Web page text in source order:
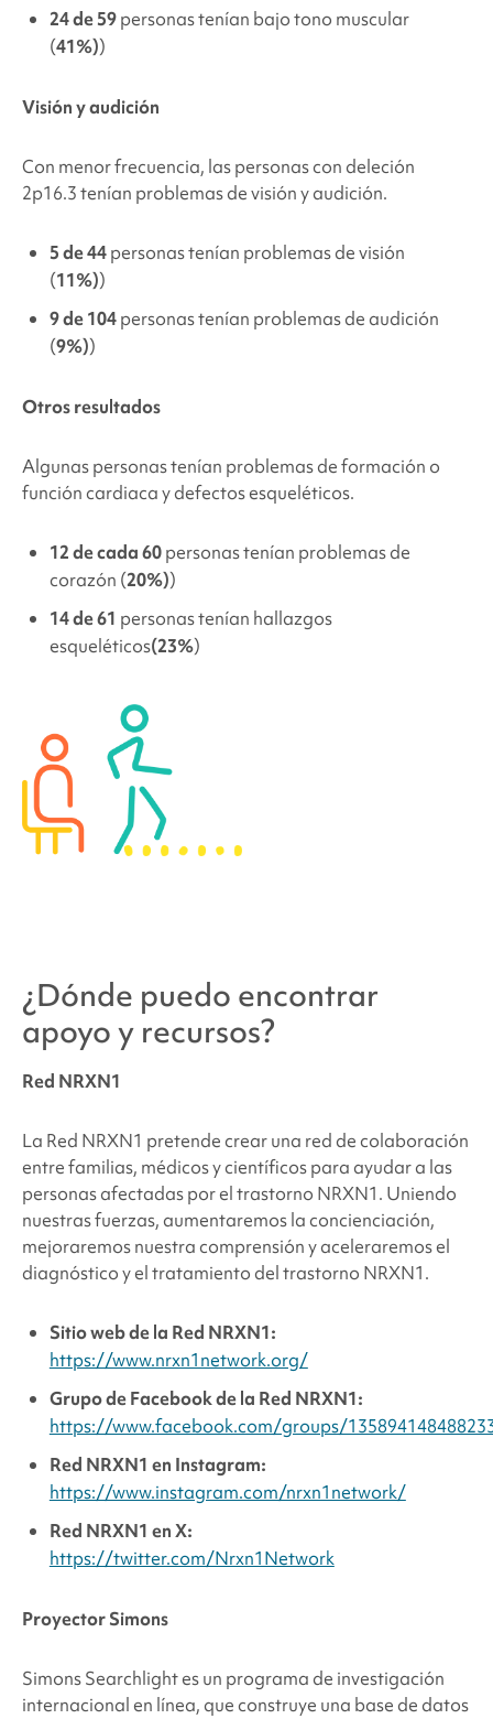
24 de 59personas tenían bajo tono muscular
(41%))
Visión y audición
Con menor frecuencia, las personas con deleción
2p16.3tenían problemas de visión y audición.
5 de 44personas tenían problemas de visión
(11%))
9 de 104personas tenían problemas de audición
(9%))
Otros resultados
Algunas personas tenían problemas de formación o
función cardiaca y defectos esqueléticos.
12 de cada 60personas tenían problemas de
corazón (20%))
14 de 61 personas tenían hallazgos
esqueléticos(23%)
¿Dónde puedo encontrar
apoyo y recursos?
Red NRXN1
La Red NRXN1 pretende crear una red de colaboración
entre familias, médicos y científicos para ayudar a las
personas afectadas por el trastorno NRXN1. Uniendo
nuestras fuerzas, aumentaremos la concienciación,
mejoraremos nuestra comprensión y aceleraremos el
diagnóstico y el tratamiento del trastorno NRXN1.
Sitio web de la Red NRXN1:
https://www.nrxn1network.org/
Grupo de Facebook de la Red NRXN1:
https://www.facebook.com/groups/
Red NRXN1 en Instagram:
https://www.instagram.com/nrxn1network/
Red NRXN1 en X:
https://twitter.com/Nrxn1Network
Proyector Simons
Simons Searchlightes un programa de investigación
internacional en línea, que construye una base de datos